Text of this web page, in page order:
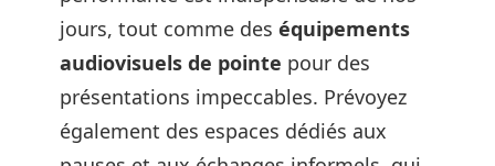
jours, tout comme des équipements
audiovisuels de pointe pour des
présentations impeccables. Prévoyez
également des espaces dédiés aux